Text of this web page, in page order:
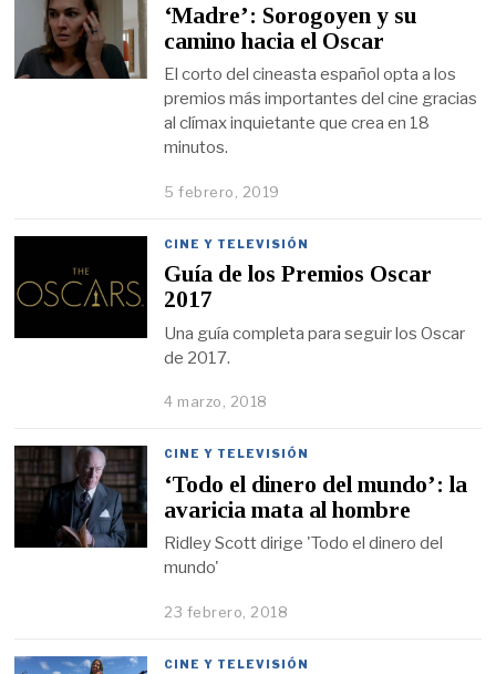
‘Madre’: Sorogoyen y su
camino hacia el Oscar
El corto del cineasta español opta a los
premios más importantes del cine gracias
al clímax inquietante que crea en 18
minutos.
5 febrero, 2019
CINE Y TELEVISIÓN
Guía de los Premios Oscar
2017
Una guía completa para seguir los Oscar
de 2017.
4 marzo, 2018
CINE Y TELEVISIÓN
‘Todo el dinero del mundo’: la
avaricia mata al hombre
Ridley Scott dirige 'Todo el dinero del
mundo'
23 febrero, 2018
CINE Y TELEVISIÓN